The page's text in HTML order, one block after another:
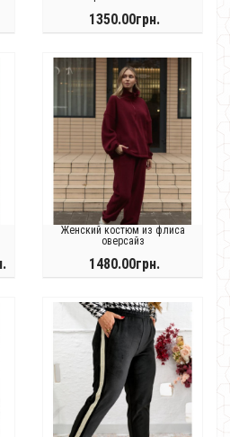
1350.00грн.
Женский костюм из флиса
оверсайз
1480.00грн.